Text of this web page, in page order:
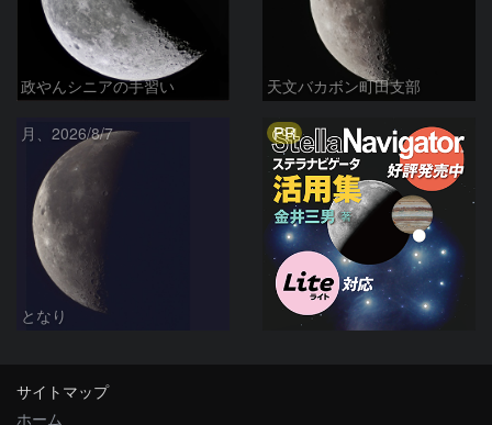
政やんシニアの手習い 天文バカボン町田支部
月、2026/8/7
となり
PR
サイトマップ
ホーム